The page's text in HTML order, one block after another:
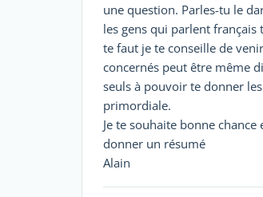
une question. Parles-tu le
les gens qui parlent français
te faut je te conseille de
concernés peut être même
seuls à pouvoir te donner
primordiale.‎
Je te souhaite bonne
‎donner un résumé ‎
Alain